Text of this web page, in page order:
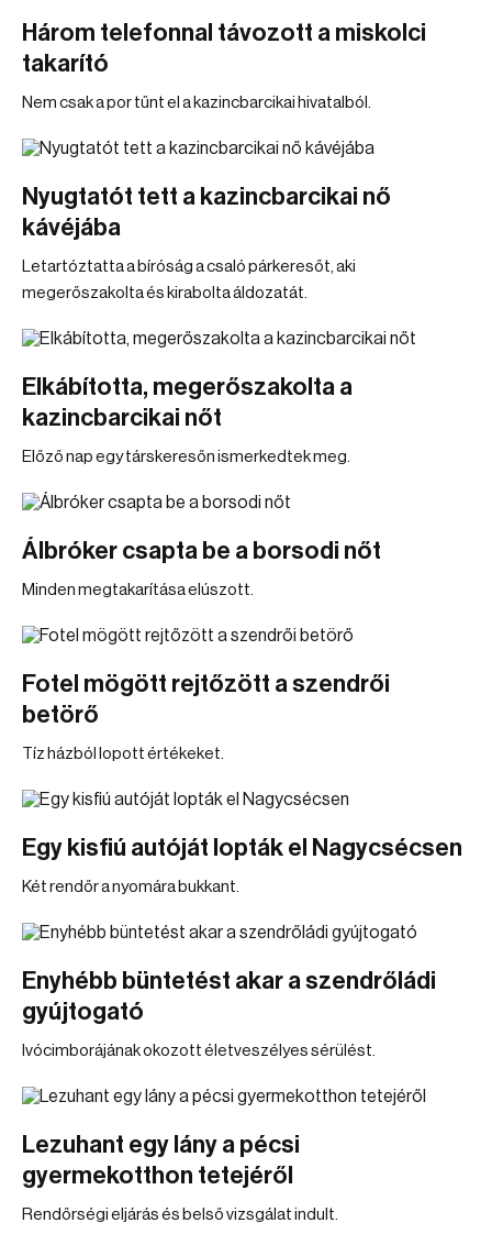
Három telefonnal távozott a miskolci
takarító
Nem csak a por tűnt el a kazincbarcikai hivatalból.
Nyugtatót tett a kazincbarcikai nő
kávéjába
Letartóztatta a bíróság a csaló párkeresőt, aki
megerőszakolta és kirabolta áldozatát.
Elkábította, megerőszakolta a
kazincbarcikai nőt
Előző nap egy társkeresőn ismerkedtek meg.
Álbróker csapta be a borsodi nőt
Minden megtakarítása elúszott.
Fotel mögött rejtőzött a szendrői
betörő
Tíz házból lopott értékeket.
Egy kisfiú autóját lopták el Nagycsécsen
Két rendőr a nyomára bukkant.
Enyhébb büntetést akar a szendrőládi
gyújtogató
Ivócimborájának okozott életveszélyes sérülést.
Lezuhant egy lány a pécsi
gyermekotthon tetejéről
Rendőrségi eljárás és belső vizsgálat indult.